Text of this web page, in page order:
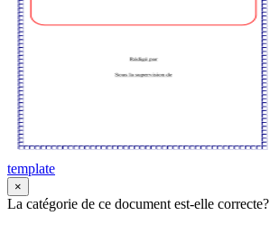
template
×
La catégorie de ce document est-elle correcte?